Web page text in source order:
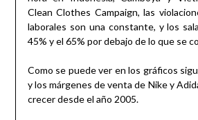
Clean Clothes Campaign, las
laborales son una constante, y los
45% y el 65% por debajo de lo que se
Como se puede ver en los gráficos
y los márgenes de venta de Nike y
crecer desde el año 2005.